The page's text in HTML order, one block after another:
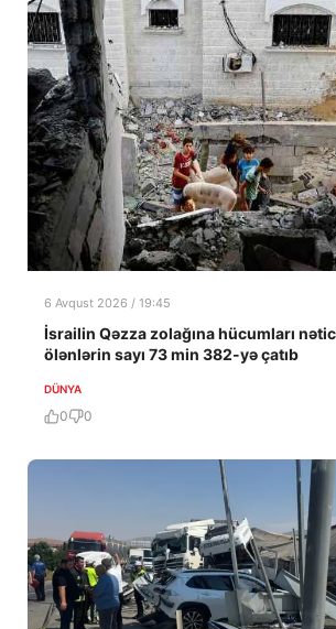
6 Avqust 2026 / 19:45
İsrailin Qəzza zolağına hücumları
ölənlərin sayı 73 min 382-yə çatıb
DÜNYA
0 0